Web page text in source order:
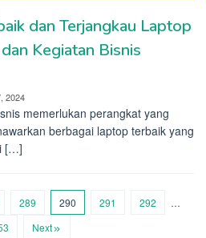
dan Terjangkau Laptop
Kegiatan Bisnis
2024
memerlukan perangkat yang
berbagai laptop terbaik yang
[…]
289 290 291 292
…
Next